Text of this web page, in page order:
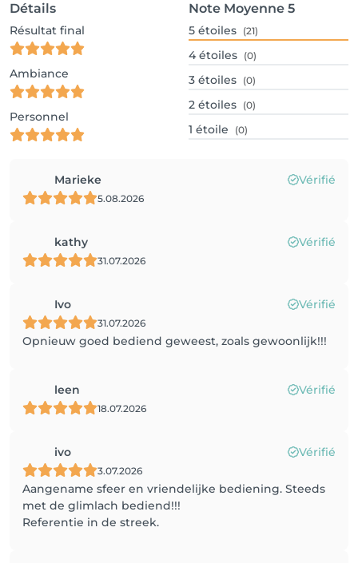
Détails
Résultat final
Ambiance
Personnel
Note Moyenne 5
5 étoiles (21)
4 étoiles (0)
3 étoiles (0)
2 étoiles (0)
1 étoile (0)
Marieke Vérifié
5.08.2026
kathy Vérifié
31.07.2026
Ivo Vérifié
31.07.2026
Opnieuw goed bediend geweest, zoals gewoonlijk!!!
leen Vérifié
18.07.2026
ivo Vérifié
3.07.2026
Aangename sfeer en vriendelijke bediening. Steeds
met de glimlach bediend!!!
Referentie in de streek.